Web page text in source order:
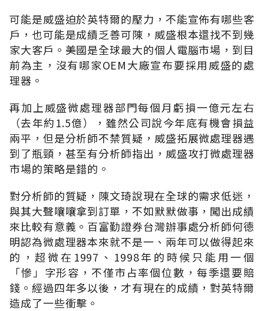
可能是威盛迫於英特爾的壓力，不能宣佈有哪些客
戶，也可能是成績乏善可陳，威盛根本還找不到幾
家大客戶。美國是全球最大的個人電腦市場，到目
前為主，沒有哪家OEM大廠宣布要採用威盛的處
理器。
再加上威盛微處理器部門每個月虧損一億元左右
（去年約1.5億），雖然公司說今年底有機會損益
兩平，但是分析師不禁質疑，威盛拓展微處理器遇
到了瓶頸，甚至有分析師指出，威盛攻打微處理器
市場的策略是錯的。
對分析師的質疑，陳文琦說現在全球的需求低迷，
與其大聲嚷嚷拿到訂單，不如默默做事，闖出成績
來比較有意義。百富勤證券台灣辦事處分析師何德
明認為微處理器本來就不是一、兩年可以做得起來
的，超微在1997、1998年的時候只能用一個
「慘」字形容，不僅市占率個位數，每季還要賠
錢。經過四年多以後，才有現在的成績，對英特爾
造成了一些衝擊。